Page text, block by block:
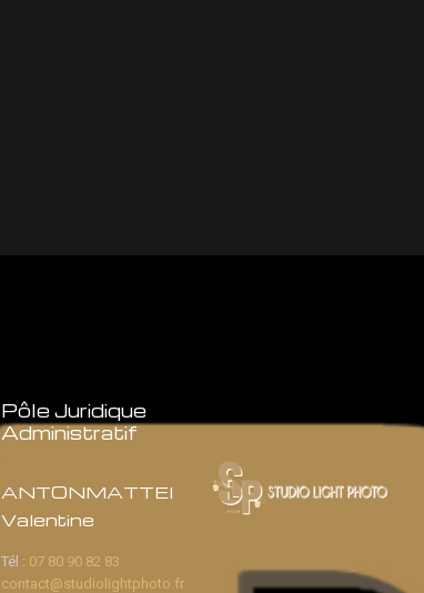
Pôle Juridique
Administratif
ANTONMATTEI
Valentine
Tél : 07 80 90 82 83
contact@studiolightphoto.fr